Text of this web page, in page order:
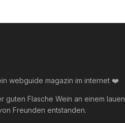
webguide magazin im internet ❤️
guten Flasche Wein an einem lauen
Freunden entstanden.